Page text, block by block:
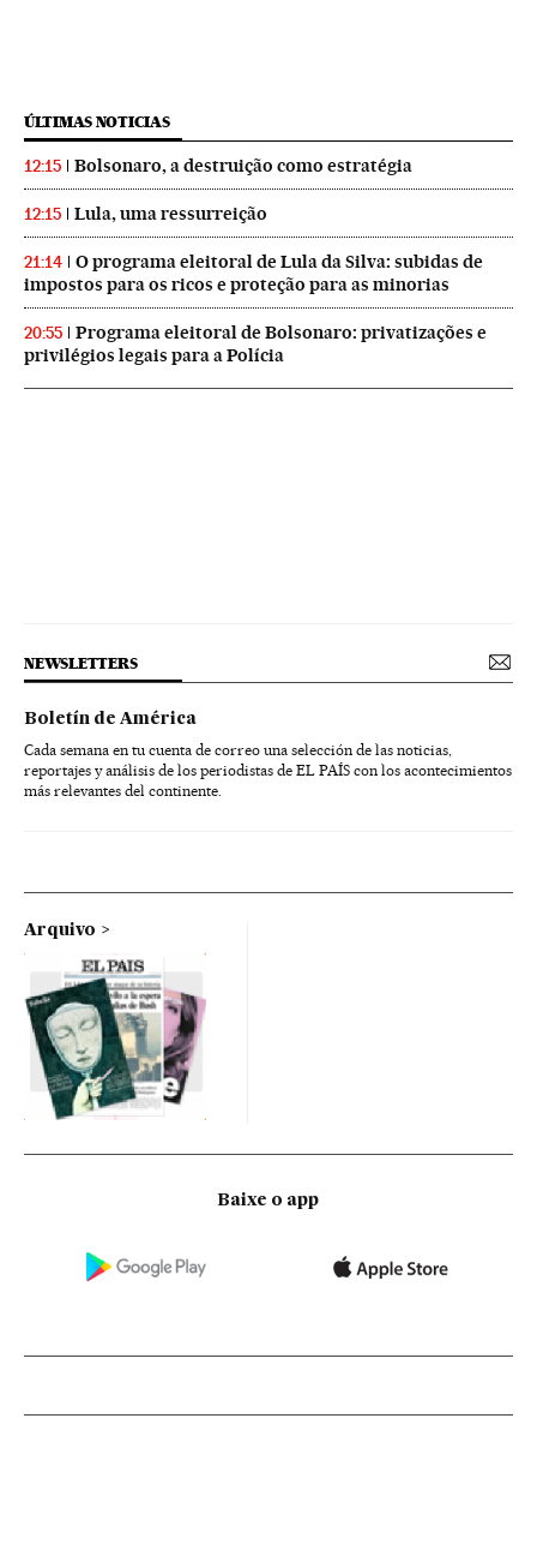
ÚLTIMAS NOTICIAS
12:15 Bolsonaro, a destruição como estratégia
12:15 Lula, uma ressurreição
21:14
O programa eleitoral de Lula da Silva: subidas de
impostos para os ricos e proteção para as minorias
20:55
Programa eleitoral de Bolsonaro: privatizações e
privilégios legais para a Polícia
NEWSLETTERS
Boletín de América
Cada semana en tu cuenta de correo una selección de las noticias,
reportajes y análisis de los periodistas de EL PAÍS con los acontecimientos
más relevantes del continente.
Arquivo
Baixe o app